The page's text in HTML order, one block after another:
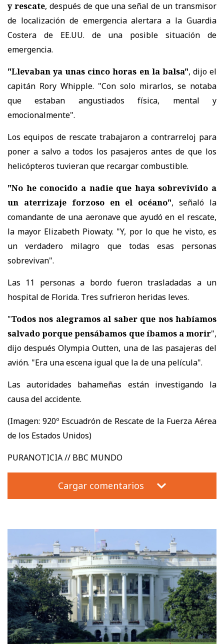
y rescate, después de que una señal de un transmisor
de localización de emergencia alertara a la Guardia
Costera de EE.UU. de una posible situación de
emergencia.
"Llevaban ya unas cinco horas en la balsa", dijo el
capitán Rory Whipple. "Con solo mirarlos, se notaba
que estaban angustiados física, mental y
emocionalmente".
Los equipos de rescate trabajaron a contrarreloj para
poner a salvo a todos los pasajeros antes de que los
helicópteros tuvieran que recargar combustible.
"No he conocido a nadie que haya sobrevivido a
un aterrizaje forzoso en el océano", señaló la
comandante de una aeronave que ayudó en el rescate,
la mayor Elizabeth Piowaty. "Y, por lo que he visto, es
un verdadero milagro que todas esas personas
sobrevivan".
Las 11 personas a bordo fueron trasladadas a un
hospital de Florida. Tres sufrieron heridas leves.
"Todos nos alegramos al saber que nos habíamos
salvado porque pensábamos que íbamos a morir",
dijo después Olympia Outten, una de las pasajeras del
avión. "Era una escena igual que la de una película".
Las autoridades bahameñas están investigando la
causa del accidente.
(Imagen: 920º Escuadrón de Rescate de la Fuerza Aérea
de los Estados Unidos)
PURANOTICIA // BBC MUNDO
Cargar comentarios